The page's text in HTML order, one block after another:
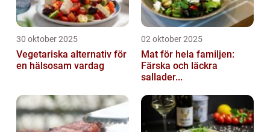
30 oktober 2025
Vegetariska alternativ för
en hälsosam vardag
02 oktober 2025
Mat för hela familjen:
Färska och läckra
sallader...